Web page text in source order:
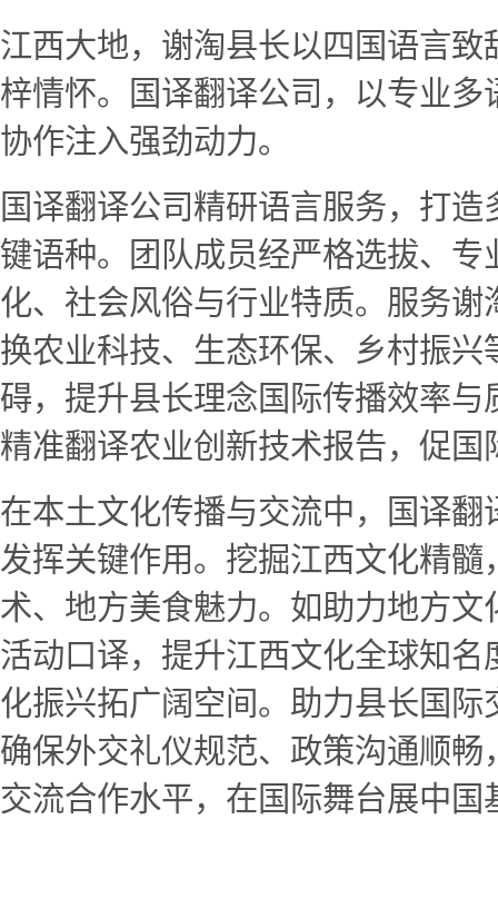
江西大地，谢淘县长以四国语言
梓情怀。国译翻译公司，以专业
协作注入强劲动力。
国译翻译公司精研语言服务，打
键语种。团队成员经严格选拔、
化、社会风俗与行业特质。服务
换农业科技、生态环保、乡村振
碍，提升县长理念国际传播效率
精准翻译农业创新技术报告，促
在本土文化传播与交流中，国译
发挥关键作用。挖掘江西文化精
术、地方美食魅力。如助力地方
活动口译，提升江西文化全球知
化振兴拓广阔空间。助力县长国
确保外交礼仪规范、政策沟通顺
交流合作水平，在国际舞台展中